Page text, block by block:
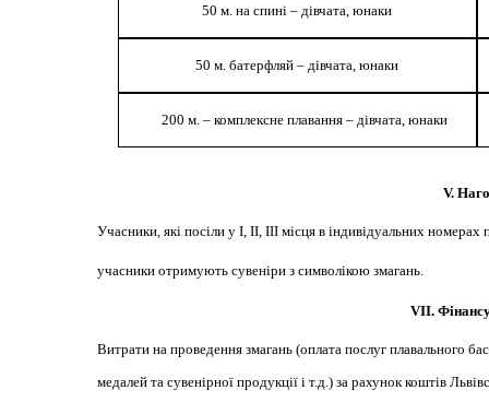
50 м. на спині – дівчата, юнаки
50 м. батерфляй – дівчата, юнаки
200 м. – комплексне плавання – дівчата, юнаки
V.
Учасники, які посіли у І, II, III місця в індивідуальних
учасники отримують сувеніри з символікою змагань.
VII.
Витрати на проведення змагань (оплата послуг плавального
медалей та сувенірної продукції і т.д.) за рахунок коштів